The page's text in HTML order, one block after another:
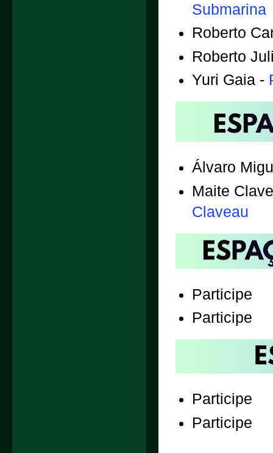
Submarina
Roberto
Roberto
Yuri Gaia -
Álvaro
Maite
Claveau
Participe
Participe
Participe
Participe